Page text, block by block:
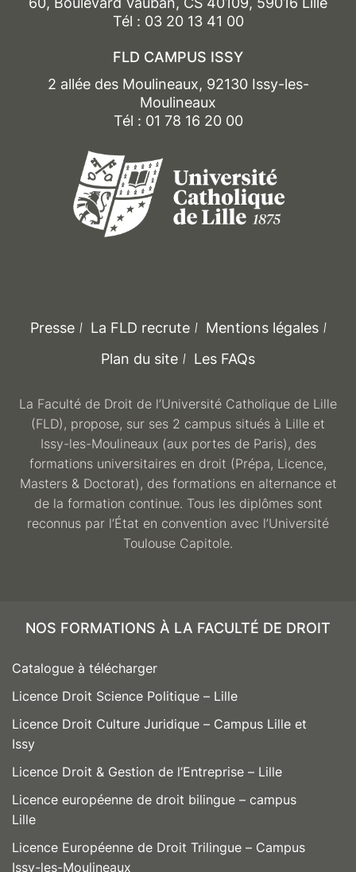
Tél : 03 20 13 41 00
FLD CAMPUS ISSY
2 allée des Moulineaux, 92130 Issy-les-
Moulineaux
Tél : 01 78 16 20 00
Presse La FLD recrute
Mentions légales
Plan du site
Les FAQs
La Faculté de Droit de l’Université Catholique de Lille
(FLD), propose, sur ses 2 campus situés à Lille et
Issy-les-Moulineaux (aux portes de Paris), des
formations universitaires en droit (Prépa, Licence,
Masters & Doctorat), des formations en alternance et
de la formation continue. Tous les diplômes sont
reconnus par l’État en convention avec l’Université
Toulouse Capitole.
NOS FORMATIONS À LA FACULTÉ DE DROIT
Catalogue à télécharger
Licence Droit Science Politique – Lille
Licence Droit Culture Juridique – Campus Lille et
Issy
Licence Droit & Gestion de l’Entreprise – Lille
Licence européenne de droit bilingue – campus
Lille
Licence Européenne de Droit Trilingue – Campus
Issy-les-Moulineaux